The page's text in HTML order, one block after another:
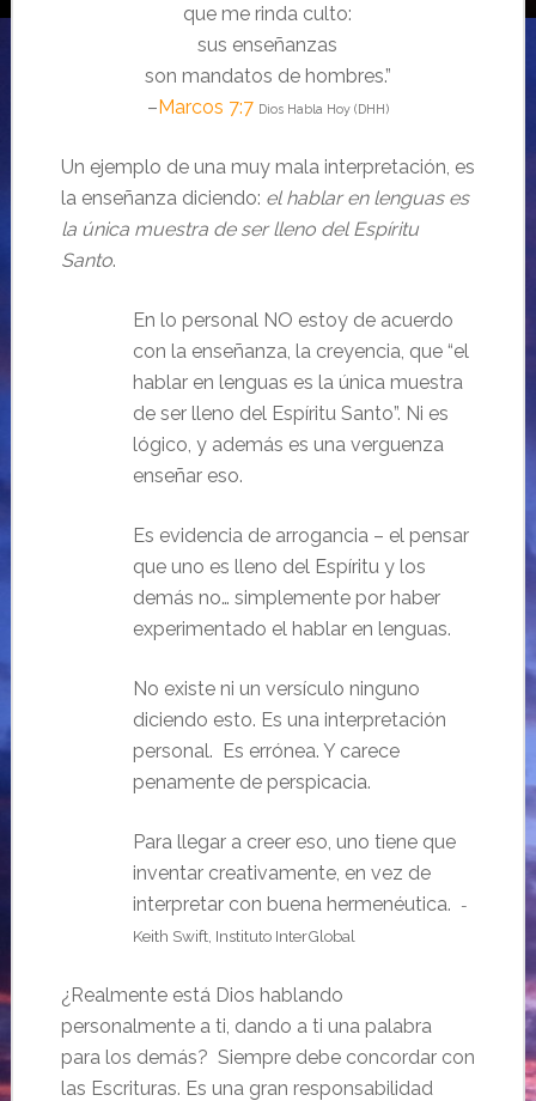
que me rinda culto:
sus enseñanzas
son mandatos de hombres.”
–Marcos 7:7 Dios Habla Hoy (DHH)
Un ejemplo de una muy mala interpretación, es
la enseñanza diciendo: el hablar en lenguas es
la única muestra de ser lleno del Espíritu
Santo.
En lo personal NO estoy de acuerdo
con la enseñanza, la creyencia, que “el
hablar en lenguas es la única muestra
de ser lleno del Espíritu Santo”. Ni es
lógico, y además es una verguenza
enseñar eso.
Es evidencia de arrogancia – el pensar
que uno es lleno del Espíritu y los
demás no… simplemente por haber
experimentado el hablar en lenguas.
No existe ni un versículo ninguno
diciendo esto. Es una interpretación
personal. Es errónea. Y carece
penamente de perspicacia.
Para llegar a creer eso, uno tiene que
inventar creativamente, en vez de
interpretar con buena hermenéutica.
-
Keith Swift, Instituto InterGlobal
¿Realmente está Dios hablando
personalmente a ti, dando a ti una palabra
para los demás? Siempre debe concordar con
las Escrituras. Es una gran responsabilidad